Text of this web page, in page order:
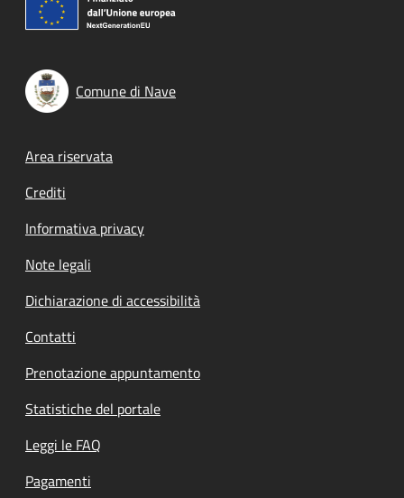
Comune di Nave
Footer menu
Area riservata
Crediti
Informativa privacy
Note legali
Dichiarazione di accessibilità
Contatti
Prenotazione appuntamento
Statistiche del portale
Leggi le FAQ
Pagamenti